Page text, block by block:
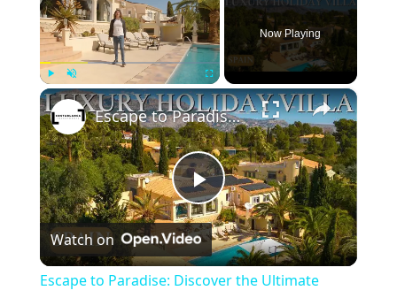
Play Unmute Fullscreen
Now Playing
×
Play
Video
Escape to Paradise: Discover the Ultimate Holiday Home in Alfas del Pi, Costa Blanca
Watch on
Escape to Paradise: Discover the Ultimate